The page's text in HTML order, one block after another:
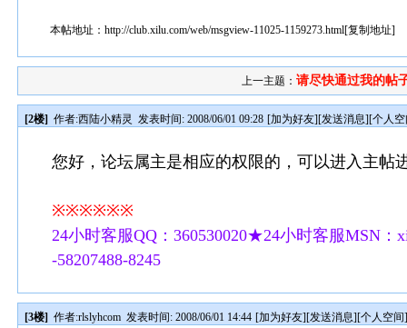
本帖地址：http://club.xilu.com/web/msgview-11025-1159273.html[复制地址]
上一主题： 请尽快通过我的帖
[2楼] 作者:西陆小精灵 发表时间: 2008/06/01 09:28 [加为好友][发送消息][个人
您好，论坛属主是相应的权限的，可以进入主帖
※※※※※※
24小时客服QQ：360530020★24小时客服MSN
-58207488-8245
[3楼] 作者:rlslyhcom 发表时间: 2008/06/01 14:44 [加为好友][发送消息][个人空间